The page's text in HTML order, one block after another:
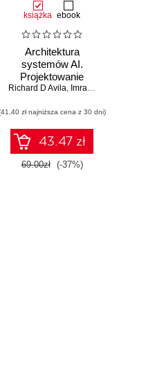
Sharp
książka ebook
Architektura
systemów AI.
Projektowanie
skalowalnego i
oprogramowania
Richard D Avila, Imran Ahmad
zł najniższa cena z 30 dni)
43.47 zł
69.00zł (-37%)